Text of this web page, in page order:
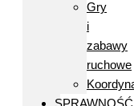
Gry
i
zabawy
ruchowe
SPRAWNOŚĆ